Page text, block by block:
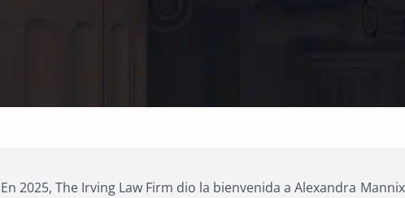
En 2025, The Irving Law Firm dio la bienvenida a Alexandra